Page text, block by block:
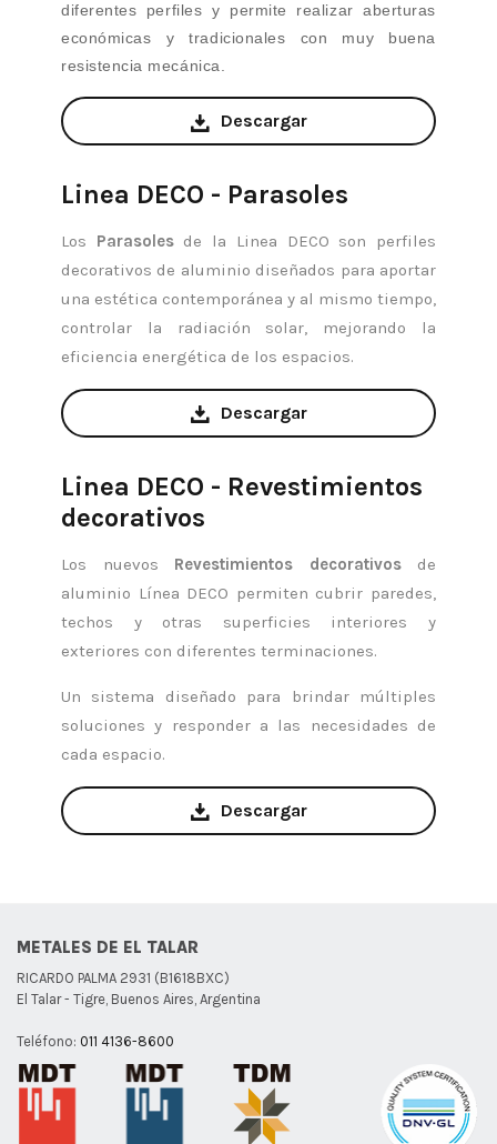
diferentes perfiles y permite realizar aberturas
económicas y tradicionales con muy buena
resistencia mecánica.
Descargar
Linea DECO - Parasoles
Los Parasolesde la Linea DECO son perfiles
decorativos de aluminio diseñados para aportar
una estética contemporánea y al mismo tiempo,
controlar la radiación solar, mejorando la
eficiencia energética de los espacios.
Descargar
Linea DECO - Revestimientos
decorativos
Los nuevos Revestimientos decorativosde
aluminio Línea DECO permiten cubrir paredes,
techos y otras superficies interiores y
exteriores con diferentes terminaciones.
Un sistema diseñado para brindar múltiples
soluciones y responder a las necesidades de
cada espacio.
Descargar
METALES DE EL TALAR
RICARDO PALMA 2931 (B1618BXC)
El Talar - Tigre, Buenos Aires, Argentina
Teléfono: 011 4136-8600